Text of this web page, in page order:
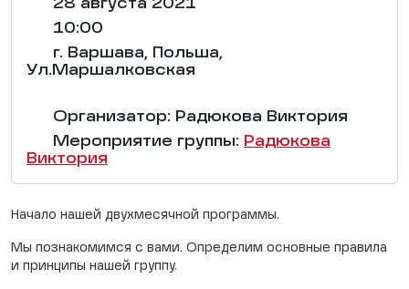
28 августа 2021
10:00
г. Варшава, Польша,
Ул.Маршалковская
Организатор: Радюкова Виктория
Мероприятие группы: Радюкова
Виктория
Начало нашей двухмесячной программы.
Мы познакомимся с вами. Определим основные правила
и принципы нашей группу.